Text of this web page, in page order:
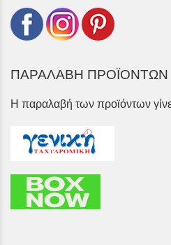
ΠΑΡΑΛΑΒΗ ΠΡΟΪΟΝΤΩΝ
Η παραλαβή των προϊόντων